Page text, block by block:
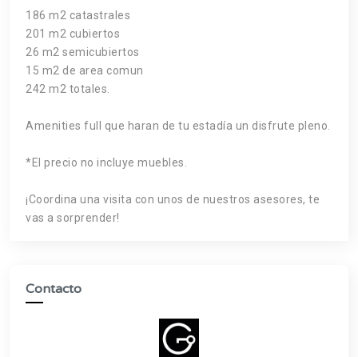
186 m2 catastrales
201 m2 cubiertos
26 m2 semicubiertos
15 m2 de area comun
242 m2 totales.
Amenities full que haran de tu estadía un disfrute pleno.
*El precio no incluye muebles.
¡Coordina una visita con unos de nuestros asesores, te
vas a sorprender!
Contacto